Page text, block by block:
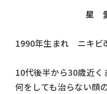
星
1990年生まれ ニキビ
10代後半から30歳近く
何をしても治らない顔